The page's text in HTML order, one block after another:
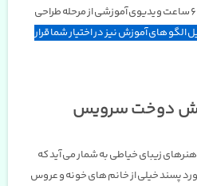
خواهد بود. مدت زمان دوره شامل 6 ساعت ویدیوی آموزشی از مرحله طراحی
الگو های آموزش نیز در اختیار شما قرار
دوخت سرویس
زیبای خیاطی به شمار می آید که
پسند خیلی از خانم های خونه و عروس